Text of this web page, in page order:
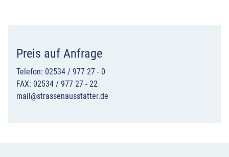
Preis auf Anfrage
Telefon: 02534 / 977 27 - 0
FAX: 02534 / 977 27 - 22
mail@strassenausstatter.de